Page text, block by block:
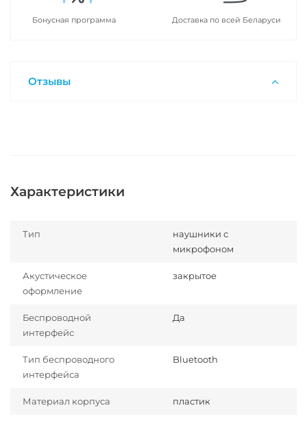
Бонусная программа Доставка по всей Беларуси
Отзывы
Характеристики
Тип
наушники с
микрофоном
Акустическое
оформление
закрытое
Беспроводной
интерфейс
Да
Тип беспроводного
интерфейса
Bluetooth
Материал корпуса пластик